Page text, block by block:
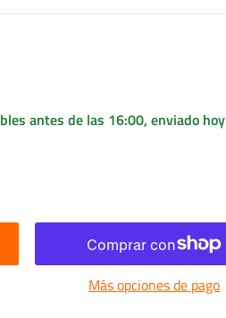
antes de las 16:00, enviado hoy
Más opciones de pago